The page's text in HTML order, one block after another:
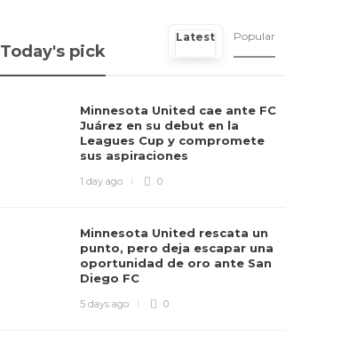
Today's pick
Latest Popular
Minnesota United cae ante FC
Juárez en su debut en la
Leagues Cup y compromete
sus aspiraciones
1 day ago 0
Minnesota United rescata un
punto, pero deja escapar una
oportunidad de oro ante San
Diego FC
5 days ago 0